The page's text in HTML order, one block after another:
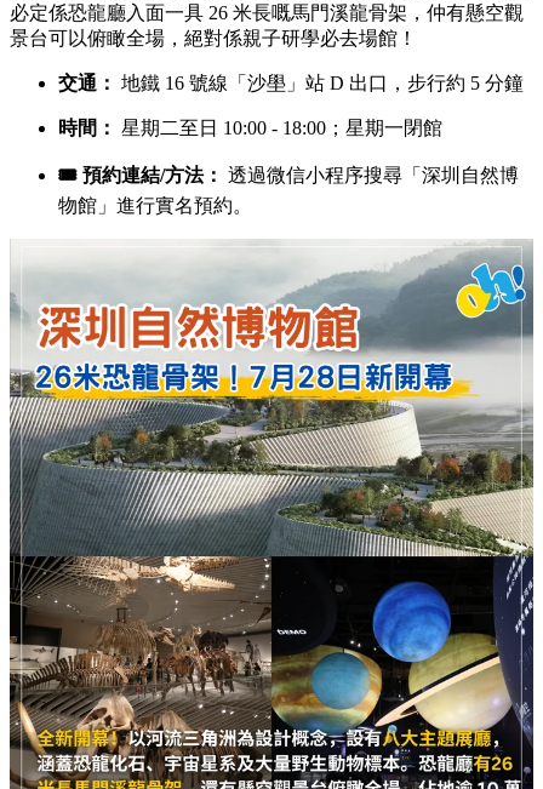
必定係恐龍廳入面一具 26 米長嘅馬門溪龍骨架，仲有懸空觀
景台可以俯瞰全場，絕對係親子研學必去場館！
交通： 地鐵 16 號線「沙壆」站 D 出口，步行約 5 分鐘
時間： 星期二至日 10:00 - 18:00；星期一閉館
🎟️ 預約連結/方法： 透過微信小程序搜尋「深圳自然博
物館」進行實名預約。